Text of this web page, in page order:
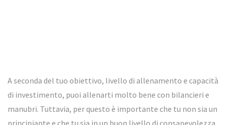
A seconda del tuo obiettivo, livello di allenamento e capacità
di investimento, puoi allenarti molto bene con bilancieri e
manubri. Tuttavia, per questo è importante che tu non sia un
principiante e che tu sia in un buon livello di consapevolezza